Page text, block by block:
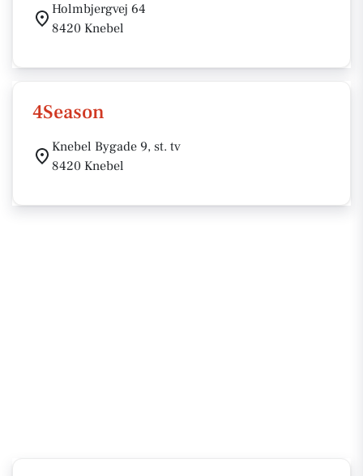
Holmbjergvej 64
8420 Knebel
4Season
Knebel Bygade 9, st. tv
8420 Knebel